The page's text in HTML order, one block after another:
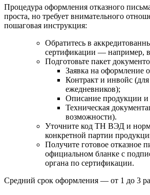
Процедура оформления отказного
проста, но требует внимательного
пошаговая инструкция:
Обратитесь в
сертификации — например,
Подготовьте пакет
Заявка на оформление
Контракт и инвойс
ежедневников);
Описание продукции и
Техническая
возможности).
Уточните код ТН ВЭД и
конкретной партии
Получите готовое отказное
официальном бланке с
органа по сертификации.
Средний срок оформления — от 1 до 3